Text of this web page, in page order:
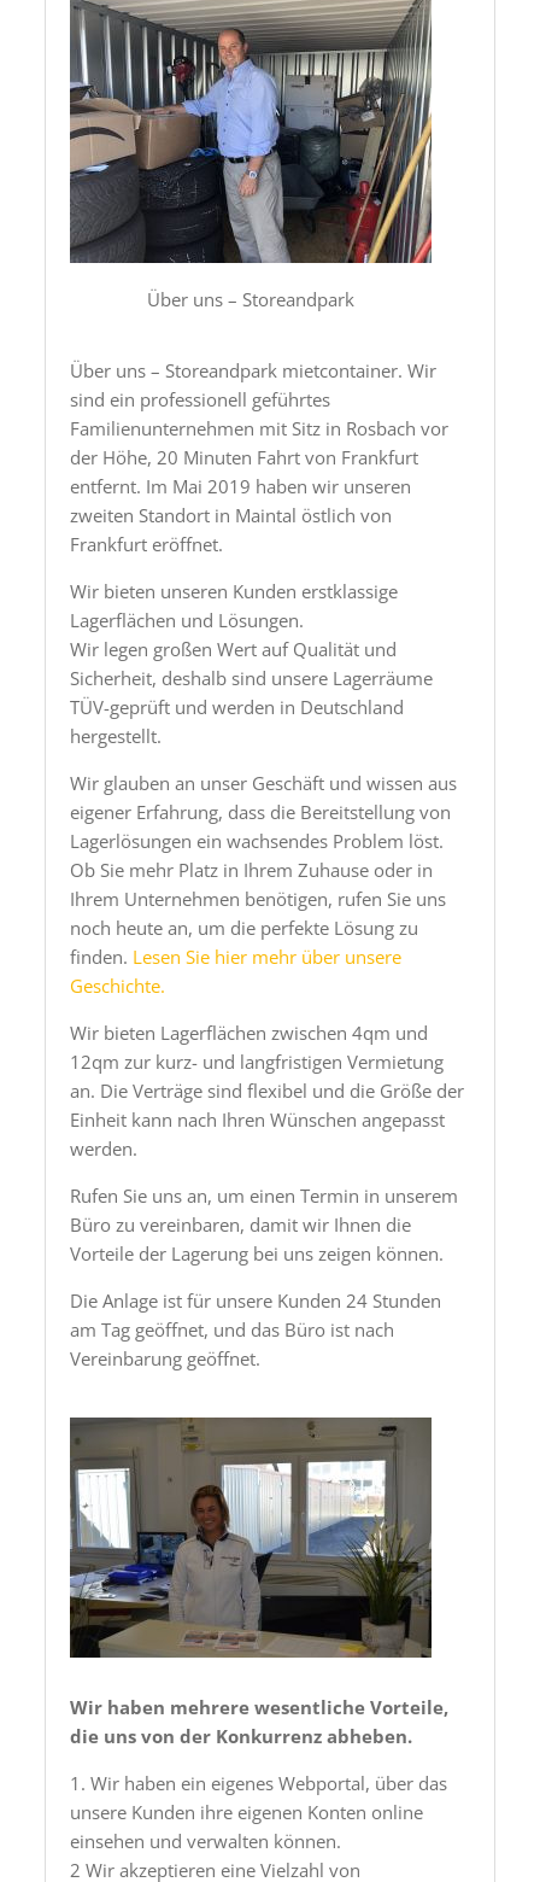
Über uns – Storeandpark
Über uns – Storeandpark mietcontainer. Wir
sind ein professionell geführtes
Familienunternehmen mit Sitz in Rosbach vor
der Höhe, 20 Minuten Fahrt von Frankfurt
entfernt. Im Mai 2019 haben wir unseren
zweiten Standort in Maintal östlich von
Frankfurt eröffnet.
Wir bieten unseren Kunden erstklassige
Lagerflächen und Lösungen.
Wir legen großen Wert auf Qualität und
Sicherheit, deshalb sind unsere Lagerräume
TÜV-geprüft und werden in Deutschland
hergestellt.
Wir glauben an unser Geschäft und wissen aus
eigener Erfahrung, dass die Bereitstellung von
Lagerlösungen ein wachsendes Problem löst.
Ob Sie mehr Platz in Ihrem Zuhause oder in
Ihrem Unternehmen benötigen, rufen Sie uns
noch heute an, um die perfekte Lösung zu
finden. Lesen Sie hier mehr über unsere
Geschichte.
Wir bieten Lagerflächen zwischen 4qm und
12qm zur kurz- und langfristigen Vermietung
an. Die Verträge sind flexibel und die Größe der
Einheit kann nach Ihren Wünschen angepasst
werden.
Rufen Sie uns an, um einen Termin in unserem
Büro zu vereinbaren, damit wir Ihnen die
Vorteile der Lagerung bei uns zeigen können.
Die Anlage ist für unsere Kunden 24 Stunden
am Tag geöffnet, und das Büro ist nach
Vereinbarung geöffnet.
Wir haben mehrere wesentliche Vorteile,
die uns von der Konkurrenz abheben.
1. Wir haben ein eigenes Webportal, über das
unsere Kunden ihre eigenen Konten online
einsehen und verwalten können.
2 Wir akzeptieren eine Vielzahl von